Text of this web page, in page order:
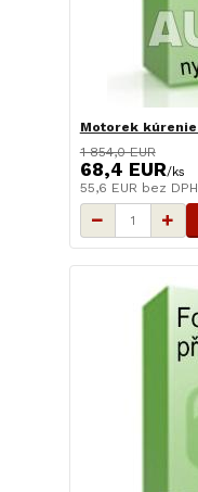
Motorek
1 854,0 EUR
68,4 EUR/ks
55,6 EUR bez DPH